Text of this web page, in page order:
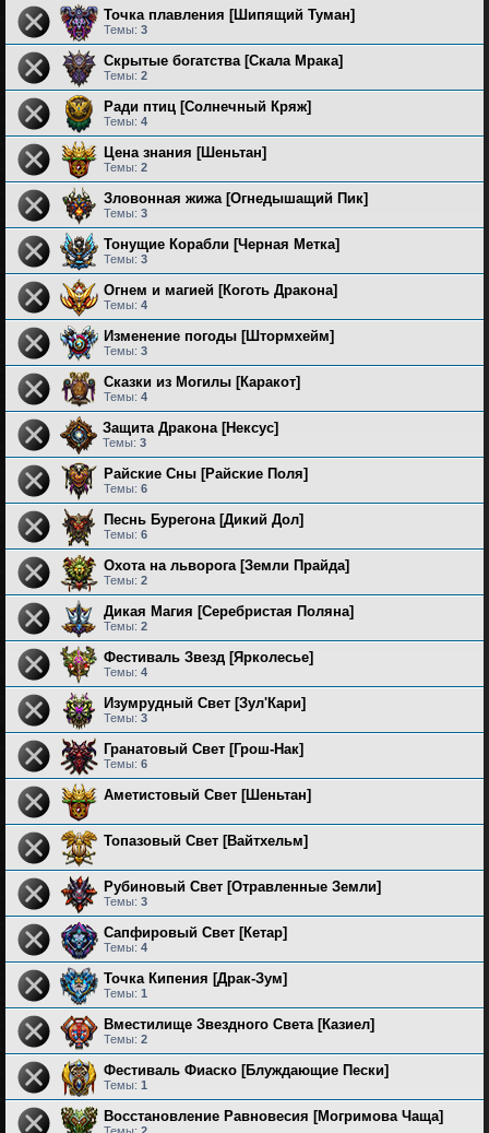
Точка плавления [Шипящий Туман]
Темы: 3
Скрытые богатства [Скала Мрака]
Темы: 2
Ради птиц [Солнечный Кряж]
Темы: 4
Цена знания [Шеньтан]
Темы: 2
Зловонная жижа [Огнедышащий Пик]
Темы: 3
Тонущие Корабли [Черная Метка]
Темы: 3
Огнем и магией [Коготь Дракона]
Темы: 4
Изменение погоды [Штормхейм]
Темы: 3
Сказки из Могилы [Каракот]
Темы: 4
Защита Дракона [Нексус]
Темы: 3
Райские Сны [Райские Поля]
Темы: 6
Песнь Бурегона [Дикий Дол]
Темы: 6
Охота на льворога [Земли Прайда]
Темы: 2
Дикая Магия [Серебристая Поляна]
Темы: 2
Фестиваль Звезд [Ярколесье]
Темы: 4
Изумрудный Свет [Зул'Кари]
Темы: 3
Гранатовый Свет [Грош-Нак]
Темы: 6
Аметистовый Свет [Шеньтан]
Топазовый Свет [Вайтхельм]
Рубиновый Свет [Отравленные Земли]
Темы: 3
Сапфировый Свет [Кетар]
Темы: 4
Точка Кипения [Драк-Зум]
Темы: 1
Вместилище Звездного Света [Казиел]
Темы: 2
Фестиваль Фиаско [Блуждающие Пески]
Темы: 1
Восстановление Равновесия [Могримова Чаща]